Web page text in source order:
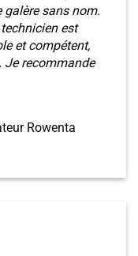
galère sans nom.
est
et compétent,
Je recommande
Rowenta